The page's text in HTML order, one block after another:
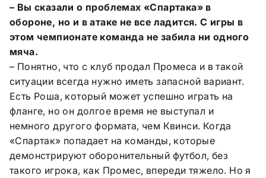
– Вы сказали о проблемах «Спартака» в
обороне, но и в атаке не все ладится. С игры в
этом чемпионате команда не забила ни одного
мяча.
– Понятно, что с клуб продал Промеса и в такой
ситуации всегда нужно иметь запасной вариант.
Есть Роша, который может успешно играть на
фланге, но он долгое время не выступал и
немного другого формата, чем Квинси. Когда
«Спартак» попадает на команды, которые
демонстрируют оборонительный футбол, без
такого игрока, как Промес, впереди тяжело. Но я